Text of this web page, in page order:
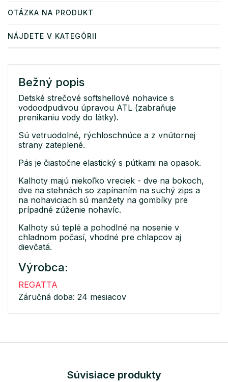
OTÁZKA NA PRODUKT
NÁJDETE V KATEGÓRII
Bežný popis
Detské strečové softshellové nohavice s
vodoodpudivou úpravou ATL (zabraňuje
prenikaniu vody do látky).
Sú vetruodolné, rýchloschnúce a z vnútornej
strany zateplené.
Pás je čiastočne elastický s pútkami na opasok.
Kalhoty majú niekoľko vreciek - dve na bokoch,
dve na stehnách so zapínaním na suchý zips a
na nohaviciach sú manžety na gombíky pre
prípadné zúženie nohavíc.
Kalhoty sú teplé a pohodlné na nosenie v
chladnom počasí, vhodné pre chlapcov aj
dievčatá.
Výrobca:
REGATTA
Záručná doba: 24 mesiacov
Súvisiace produkty